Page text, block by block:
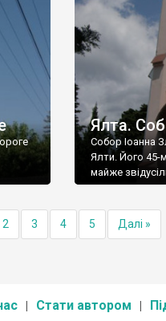
Ялта.
Собор Іоанна
Ялти. Його 45-
майже
2 3 4 5 Далі »
Стати автором